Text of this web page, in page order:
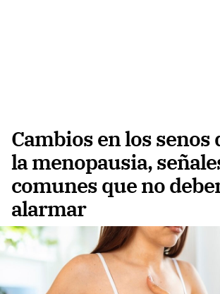
Cambios en los
la menopausia,
comunes que no
alarmar